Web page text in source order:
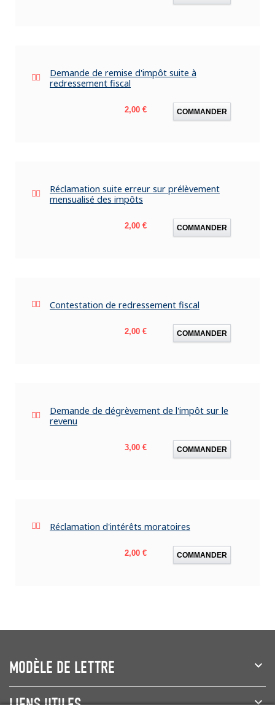
Demande de remise d'impôt suite à
redressement fiscal
Prix
2,00 € COMMANDER
Réclamation suite erreur sur prélèvement
mensualisé des impôts
Prix
2,00 € COMMANDER
Contestation de redressement fiscal
Prix
2,00 € COMMANDER
Demande de dégrèvement de l'impôt sur le
revenu
Prix
3,00 € COMMANDER
Réclamation d'intérêts moratoires
Prix
2,00 € COMMANDER
MODÈLE DE LETTRE